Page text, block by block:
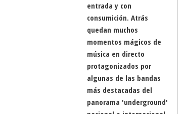
entrada y con
consumición. Atrás
quedan muchos
momentos mágicos de
música en directo
protagonizados por
algunas de las bandas
más destacadas del
panorama 'underground'